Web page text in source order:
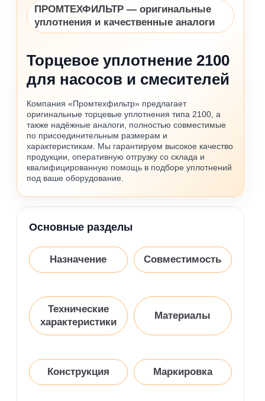
ПРОМТЕХФИЛЬТР — оригинальные
уплотнения и качественные аналоги
Торцевое уплотнение 2100
для насосов и смесителей
Компания «Промтехфильтр» предлагает
оригинальные торцевые уплотнения типа 2100, а
также надёжные аналоги, полностью совместимые
по присоединительным размерам и
характеристикам. Мы гарантируем высокое качество
продукции, оперативную отгрузку со склада и
квалифицированную помощь в подборе уплотнений
под ваше оборудование.
Основные разделы
Назначение Совместимость
Технические
характеристики
Материалы
Конструкция Маркировка